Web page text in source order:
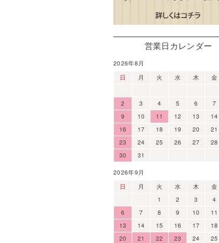
営業日カレンダー
2026年8月
日
月 火 水 木 金
2
3 4 5 6 7
9
10 11 12 13 14
16
17 18 19 20 21
23
24 25 26 27 28
30
31
2026年9月
日
月 火 水 木 金
1
2 3 4
6
7 8 9 10 11
13
14 15 16 17 18
20
21 22 23 24 25